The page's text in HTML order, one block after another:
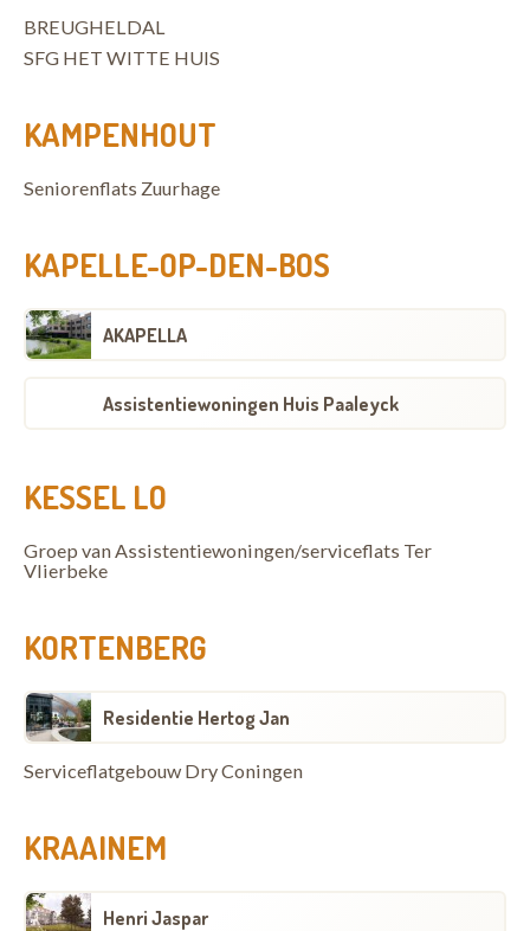
BREUGHELDAL
SFG HET WITTE HUIS
KAMPENHOUT
Seniorenflats Zuurhage
KAPELLE-OP-DEN-BOS
AKAPELLA
Assistentiewoningen Huis Paaleyck
KESSEL LO
Groep van Assistentiewoningen/serviceflats Ter
Vlierbeke
KORTENBERG
Residentie Hertog Jan
Serviceflatgebouw Dry Coningen
KRAAINEM
Henri Jaspar